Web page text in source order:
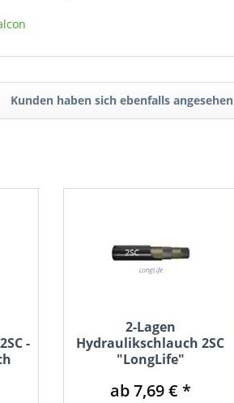
Kunden haben sich ebenfalls angesehen
-
2-Lagen
Hydraulikschlauch 2SC
"LongLife"
ab 7,69 € *